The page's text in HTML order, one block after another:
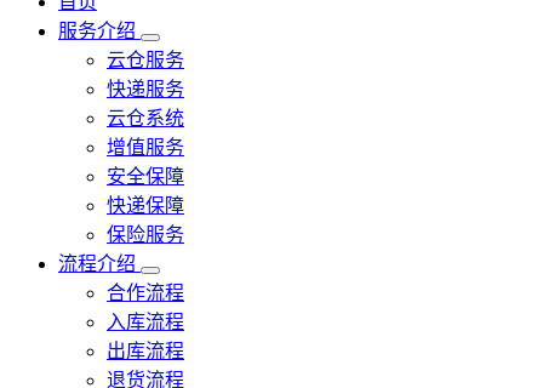
服务介绍
云仓服务
快递服务
云仓系统
增值服务
安全保障
快递保障
保险服务
流程介绍
合作流程
入库流程
出库流程
退货流程